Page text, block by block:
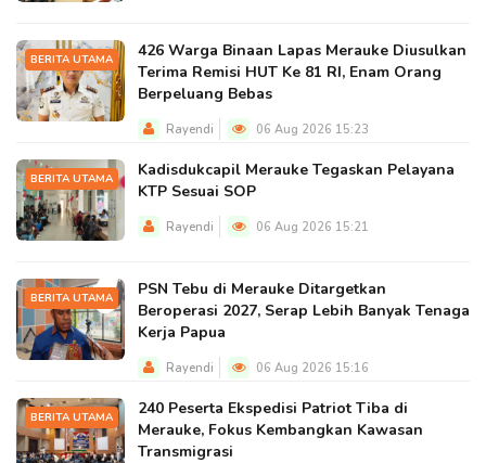
BERITA UTAMA
426 Warga Binaan Lapas Merauke Diusulkan
Terima Remisi HUT Ke 81 RI, Enam Orang
Berpeluang Bebas
Rayendi 06 Aug 2026 15:23
BERITA UTAMA
Kadisdukcapil Merauke Tegaskan Pelayana
KTP Sesuai SOP
Rayendi 06 Aug 2026 15:21
BERITA UTAMA
PSN Tebu di Merauke Ditargetkan
Beroperasi 2027, Serap Lebih Banyak Tenaga
Kerja Papua
Rayendi 06 Aug 2026 15:16
BERITA UTAMA
240 Peserta Ekspedisi Patriot Tiba di
Merauke, Fokus Kembangkan Kawasan
Transmigrasi